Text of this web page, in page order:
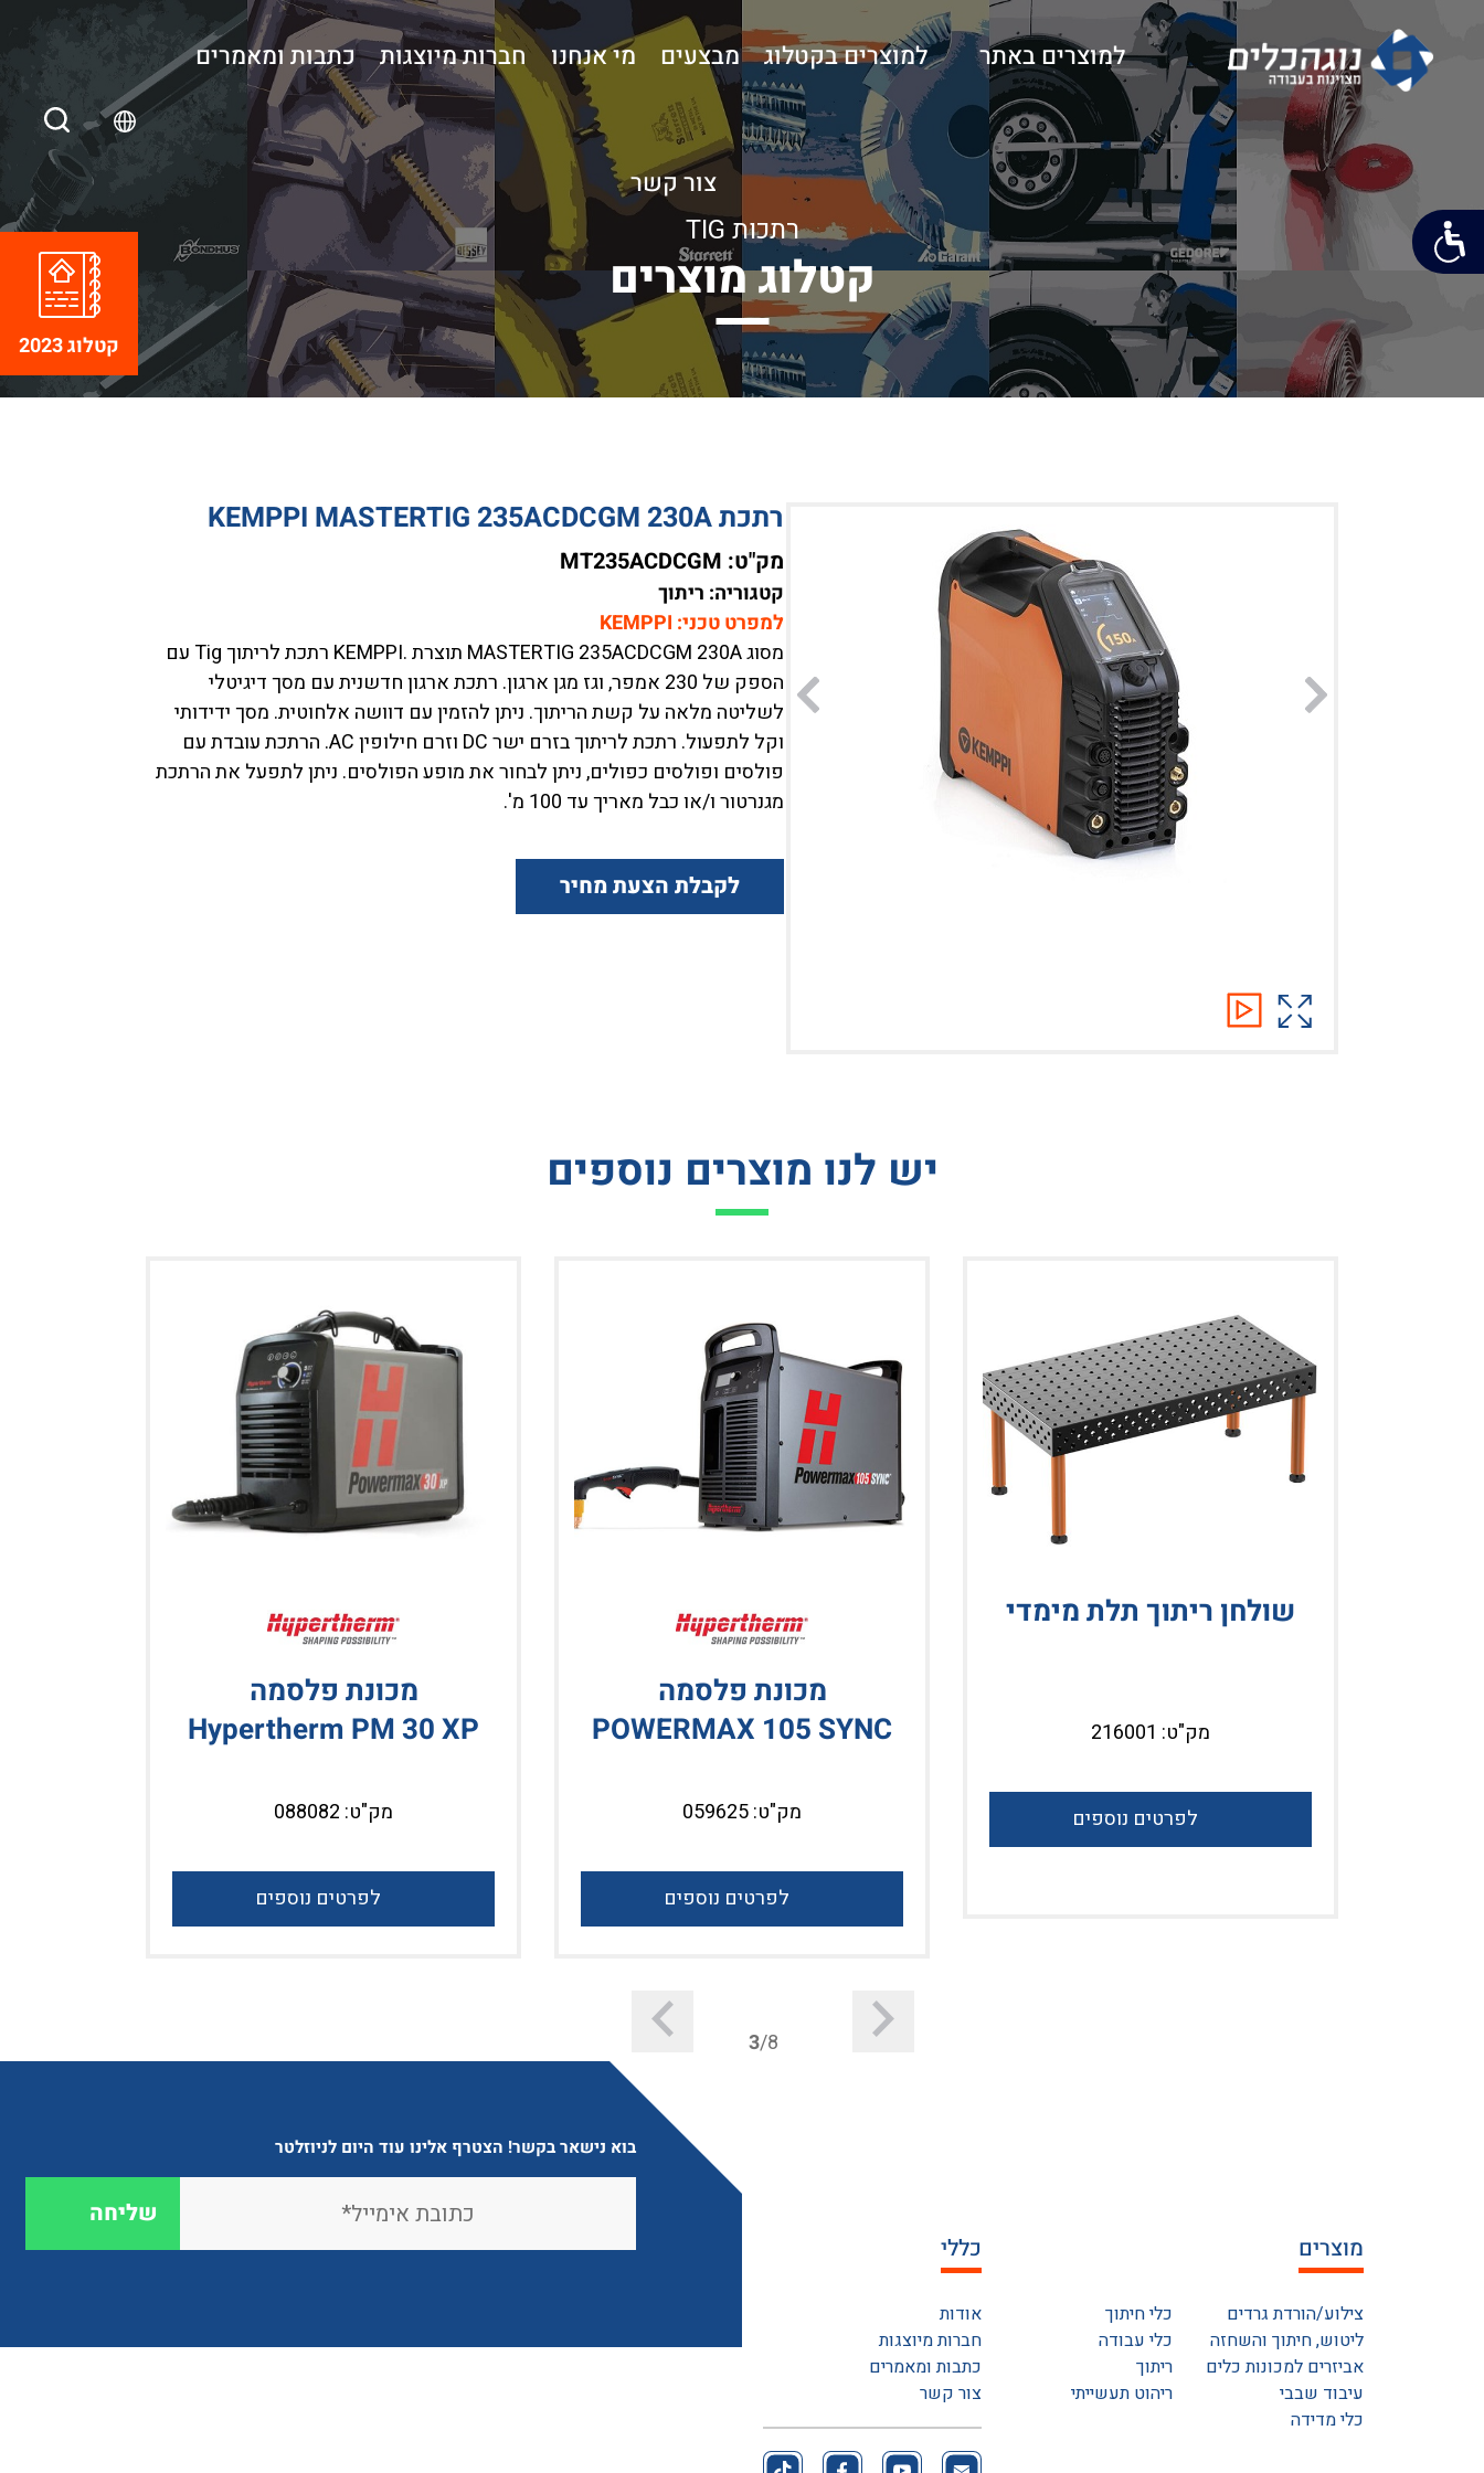
למוצרים באתר למוצרים בקטלוג מבצעים מי אנחנו חברות מיוצגות כתבות ומאמרים
צור קשר
רתכות TIG
קטלוג מוצרים
רתכת KEMPPI MASTERTIG 235ACDCGM 230A
מק"ט: MT235ACDCGM
קטגוריה: ריתוך
למפרט טכני: KEMPPI
מסוג MASTERTIG 235ACDCGM 230A תוצרת .KEMPPI רתכת לריתוך Tig עם
הספק של 230 אמפר, וגז מגן ארגון. רתכת ארגון חדשנית עם מסך דיגיטלי
לשליטה מלאה על קשת הריתוך. ניתן להזמין עם דוושה אלחוטית. מסך ידידותי
וקל לתפעול. רתכת לריתוך בזרם ישר DC וזרם חילופין AC. הרתכת עובדת עם
פולסים ופולסים כפולים, ניתן לבחור את מופע הפולסים. ניתן לתפעל את הרתכת
מגנרטור ו/או כבל מאריך עד 100 מ'.
לקבלת הצעת מחיר
יש לנו מוצרים נוספים
שולחן ריתוך תלת מימדי
מק"ט: 216001
לפרטים נוספים
מכונת פלסמה
POWERMAX 105 SYNC
מק"ט: 059625
לפרטים נוספים
מכונת פלסמה
Hypertherm PM 30 XP
מק"ט: 088082
לפרטים נוספים
3/8
בוא נישאר בקשר! הצטרף אלינו עוד היום לניוזלטר
מוצרים
צילוע/הורדת גרדים
ליטוש, חיתוך והשחזה
אביזרים למכונות כלים
עיבוד שבבי
כלי מדידה
כלי חיתוך
כלי עבודה
ריתוך
ריהוט תעשייתי
כללי
אודות
חברות מיוצגות
כתבות ומאמרים
צור קשר
קטלוג 2023